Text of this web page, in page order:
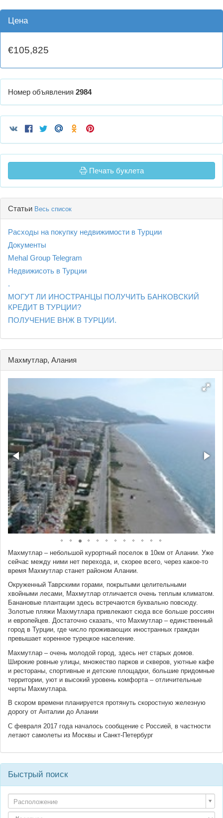
Цена
€105,825
Номер объявления 2984
Печать буклета
Статьи Весь список
Расходы на покупку недвижимости в Турции
Документы
Mehal Group Telegram
Недвижисоть в Турции
.
МОГУТ ЛИ ИНОСТРАНЦЫ ПОЛУЧИТЬ БАНКОВСКИЙ
КРЕДИТ В ТУРЦИИ?
ПОЛУЧЕНИЕ ВНЖ В ТУРЦИИ.
Махмутлар, Алания
Махмутлар – небольшой курортный поселок в 10км от Алании. Уже
сейчас между ними нет перехода, и, скорее всего, через какое-то
время Махмутлар станет районом Алании.
Окруженный Таврскими горами, покрытыми целительными
хвойными лесами, Махмутлар отличается очень теплым климатом.
Банановые плантации здесь встречаются буквально повсюду.
Золотые пляжи Махмутлара привлекают сюда все больше россиян
и европейцев. Достаточно сказать, что Махмутлар – единственный
город в Турции, где число проживающих иностранных граждан
превышает коренное турецкое население.
Махмутлар – очень молодой город, здесь нет старых домов.
Широкие ровные улицы, множество парков и скверов, уютные кафе
и рестораны, спортивные и детские площадки, большие придомные
территории, уют и высокий уровень комфорта – отличительные
черты Махмутлара.
В скором времени планируется протянуть скоростную железную
дорогу от Анталии до Алании
С февраля 2017 года началось сообщение с Россией, в частности
летают самолеты из Москвы и Санкт-Петербург
Быстрый поиск
Расположение